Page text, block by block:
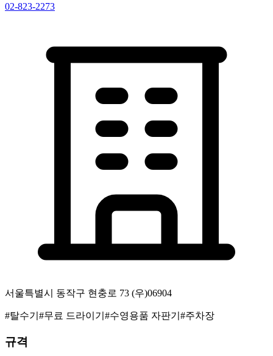
02-823-2273
서울특별시 동작구 현충로 73 (우)06904
#탈수기 #무료 드라이기 #수영용품 자판기 #주차장
규격